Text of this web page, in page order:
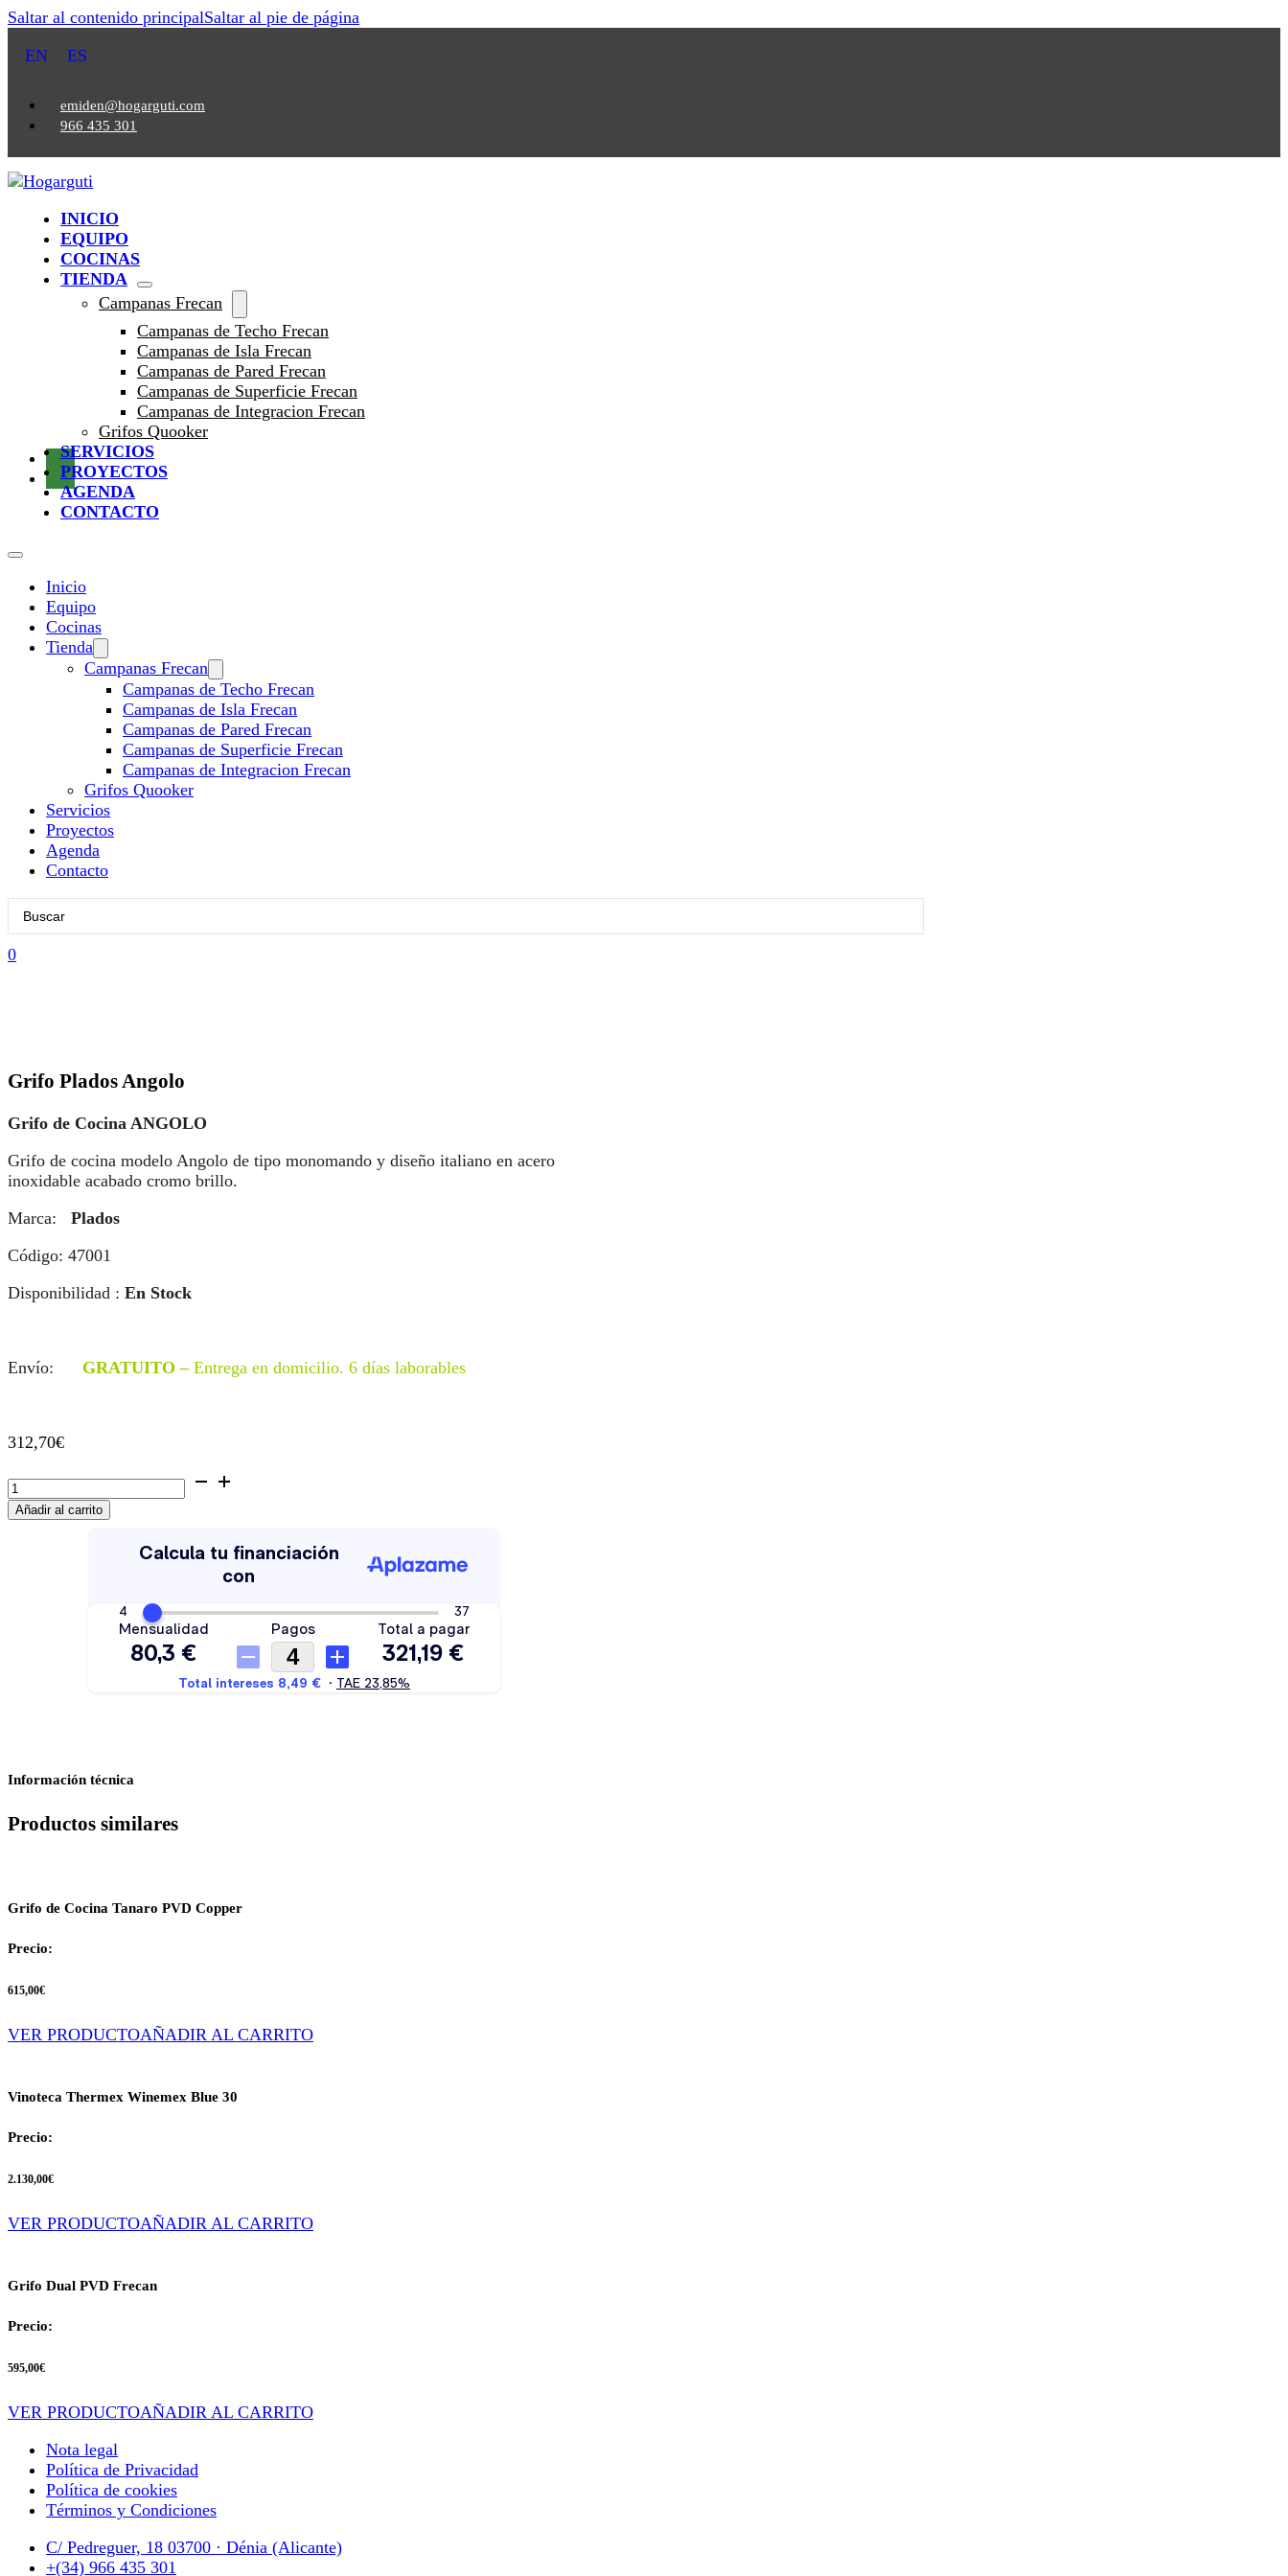
Saltar al contenido principalSaltar al pie de página
EN
ES
emiden@hogarguti.com
966 435 301
INICIO
EQUIPO
COCINAS
TIENDA
Campanas Frecan
Campanas de Techo Frecan
Campanas de Isla Frecan
Campanas de Pared Frecan
Campanas de Superficie Frecan
Campanas de Integracion Frecan
Grifos Quooker
SERVICIOS
PROYECTOS
AGENDA
CONTACTO
Inicio
Equipo
Cocinas
Tienda
Campanas Frecan
Campanas de Techo Frecan
Campanas de Isla Frecan
Campanas de Pared Frecan
Campanas de Superficie Frecan
Campanas de Integracion Frecan
Grifos Quooker
Servicios
Proyectos
Agenda
Contacto
0
Grifo Plados Angolo
Grifo de Cocina ANGOLO
Grifo de cocina modelo Angolo de tipo monomando y diseño italiano en acero
inoxidable acabado cromo brillo.
Marca: Plados
Código: 47001
Disponibilidad : En Stock
Envío: GRATUITO – Entrega en domicilio. 6 días laborables
312,70€
Grifo
Plados
Angolo
Añadir al carrito
Información técnica
Productos similares
Grifo de Cocina Tanaro PVD Copper
Precio:
615,00€
VER PRODUCTOAÑADIR AL CARRITO
Vinoteca Thermex Winemex Blue 30
Precio:
2.130,00€
VER PRODUCTOAÑADIR AL CARRITO
Grifo Dual PVD Frecan
Precio:
595,00€
VER PRODUCTOAÑADIR AL CARRITO
Nota legal
Política de Privacidad
Política de cookies
Términos y Condiciones
C/ Pedreguer, 18 03700 · Dénia (Alicante)
+(34) 966 435 301